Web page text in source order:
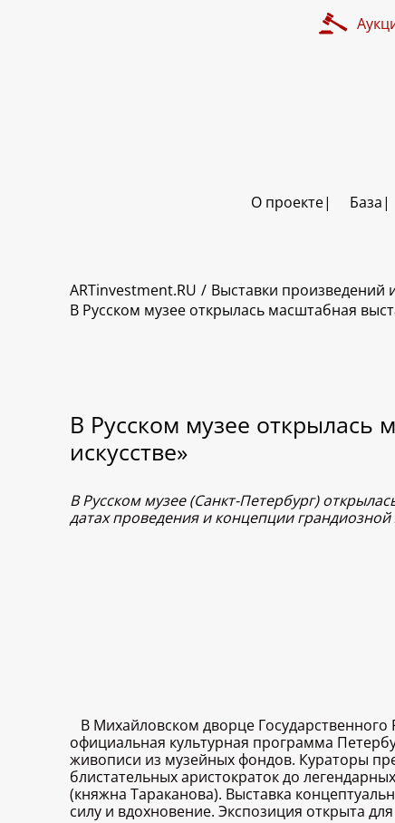
О проекте База
ARTinvestment.RU
Выставки произведений
В Русском музее открылась масштабная
В Русском музее
искусстве»
В Русском музее (Санкт-Петербург)
датах проведения и концепции
В Михайловском дворце Государственного
официальная культурная программа
живописи из музейных фондов. Кураторы
блистательных аристократок до
(княжна Тараканова). Выставка
силу и вдохновение. Экспозиция открыта